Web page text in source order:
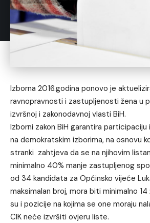
Izborna 2016.godina ponovo je
ravnopravnosti i zastupljenosti žena u
izvršnoj i zakonodavnoj vlasti BiH.
Izborni zakon BiH garantira participaciju
na demokratskim izborima, na osnovu
stranki zahtjeva da se na njihovim
minimalno 40% manje zastupljenog
od 34 kandidata za Općinsko vijeće
maksimalan broj, mora biti minimalno
su i pozicije na kojima se one moraju
CIK neće izvršiti ovjeru liste.